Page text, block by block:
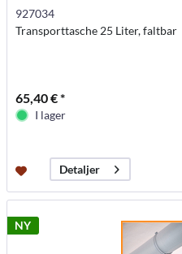
927034
Transporttasche 25 Liter, faltbar
65,40 € *
I lager
Detaljer
NY